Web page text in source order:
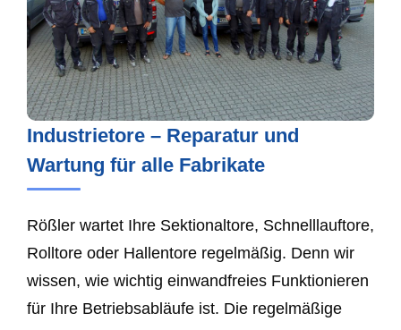
Industrietore – Reparatur und
Wartung für alle Fabrikate
Rößler wartet Ihre Sektionaltore, Schnelllauftore,
Rolltore oder Hallentore regelmäßig. Denn wir
wissen, wie wichtig einwandfreies Funktionieren
für Ihre Betriebsabläufe ist. Die regelmäßige